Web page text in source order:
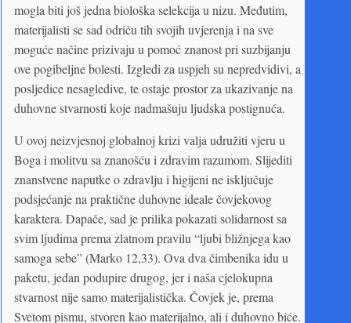
mogla biti još jedna biološka selekcija u nizu. Međutim,
materijalisti se sad odriču tih svojih uvjerenja i na sve
moguće načine prizivaju u pomoć znanost pri suzbijanju
ove pogibeljne bolesti. Izgledi za uspjeh su nepredvidivi, a
posljedice nesagledive, te ostaje prostor za ukazivanje na
duhovne stvarnosti koje nadmašuju ljudska postignuća.
U ovoj neizvjesnoj globalnoj krizi valja udružiti vjeru u
Boga i molitvu sa znanošću i zdravim razumom. Slijediti
znanstvene naputke o zdravlju i higijeni ne isključuje
podsjećanje na praktične duhovne ideale čovjekovog
karaktera. Dapače, sad je prilika pokazati solidarnost sa
svim ljudima prema zlatnom pravilu “ljubi bližnjega kao
samoga sebe” (Marko 12,33). Ova dva čimbenika idu u
paketu, jedan podupire drugog, jer i naša cjelokupna
stvarnost nije samo materijalistička. Čovjek je, prema
Svetom pismu, stvoren kao materijalno, ali i duhovno biće.